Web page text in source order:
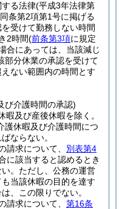
る法律(平成3年法律第
条第2項第1号に掲げる
受けて勤務しない時間
2時間(前条第3項に規定
合にあっては、当該減じ
部分休業の承認を受けて
ない範囲内の時間とす
び介護時間の承認)
暇及び産後休暇を除く。
護休暇及び介護時間につ
ならない。
請求について、 別表第4
に該当すると認めるとき
。 ただし、公務の運営
当該休暇の目的を達す
、この限りでない。
請求について、 第16条